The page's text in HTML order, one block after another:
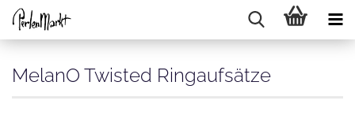
MelanO Twisted Ringaufsätze